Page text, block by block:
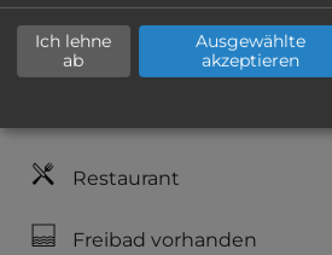
Geräuschkulisse: erträgliche
Lärmbelästigung
Restaurant
Freibad vorhanden
Ich lehne
ab
Ausgewählte
akzeptieren